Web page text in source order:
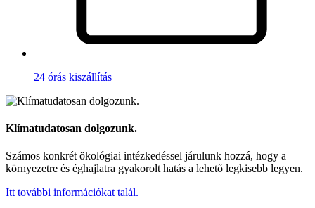
24 órás kiszállítás
Klímatudatosan dolgozunk.
Számos konkrét ökológiai intézkedéssel járulunk hozzá, hogy a
környezetre és éghajlatra gyakorolt hatás a lehető legkisebb legyen.
Itt további információkat talál.